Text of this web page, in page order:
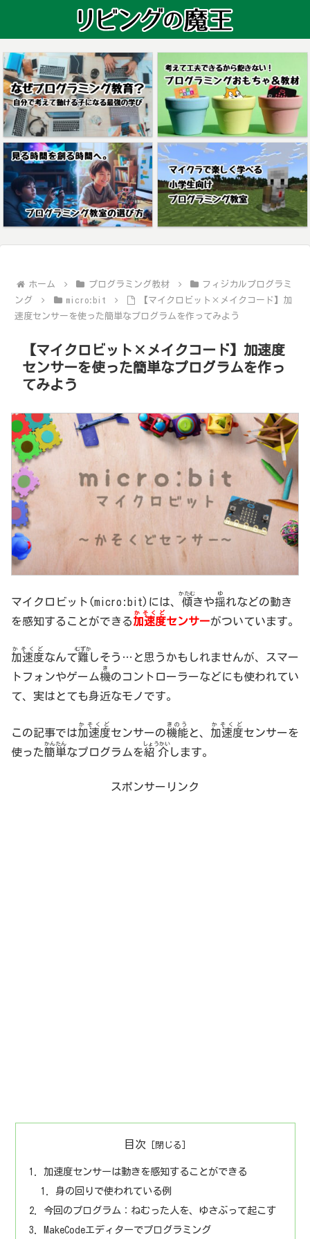
ホーム プログラミング教材
フィジカルプログラミ
ング
micro:bit
【マイクロビット×メイクコード】加
速度センサーを使った簡単なプログラムを作ってみよう
【マイクロビット×メイクコード】加速度
センサーを使った簡単なプログラムを作っ
てみよう
マイクロビット(micro:bit)には、 傾
かたむ
きや揺
ゆ
れなどの動き
を感知することができる加速度
かそくど
センサーがついています。
加速度
かそくど
なんて難
むずか
しそう…と思うかもしれませんが、スマー
トフォンやゲーム機
き
のコントローラーなどにも使われてい
て、実はとても身近なモノです。
この記事では加速度
かそくど
センサーの機能
きのう
と、 加速度
かそくど
センサーを
使った簡単
かんたん
なプログラムを紹介
しょうかい
します。
スポンサーリンク
目次
加速度センサーは動きを感知することができる
身の回りで使われている例
今回のプログラム：ねむった人を、ゆさぶって起こす
MakeCodeエディターでプログラミング